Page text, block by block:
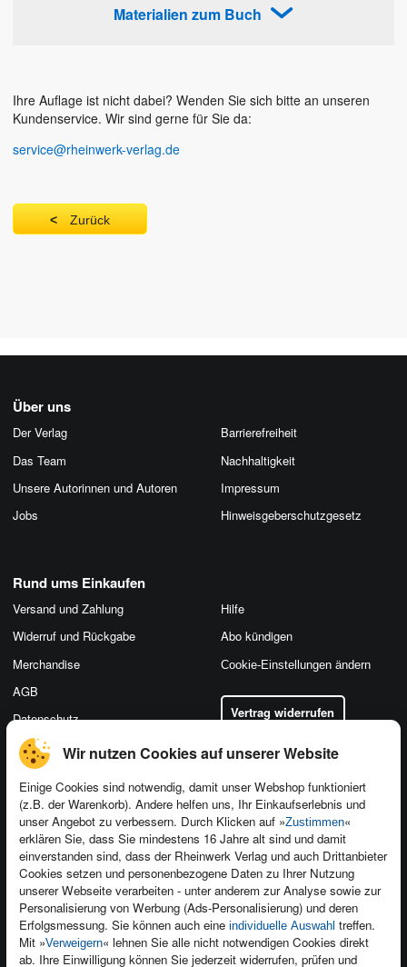
Wir nutzen Cookies auf unserer Website
Einige Cookies sind notwendig, damit unser Webshop funktioniert
(z.B. der Warenkorb). Andere helfen uns, Ihr Einkaufserlebnis und
unser Angebot zu verbessern. Durch Klicken auf »Zustimmen«
erklären Sie, dass Sie mindestens 16 Jahre alt sind und damit
einverstanden sind, dass der Rheinwerk Verlag und auch Drittanbieter
Cookies setzen und personenbezogene Daten zu Ihrer Nutzung
unserer Webseite verarbeiten - unter anderem zur Analyse sowie zur
Personalisierung von Werbung (Ads-Personalisierung) und deren
Erfolgsmessung. Sie können auch eine individuelle Auswahl treffen.
Mit »Verweigern« lehnen Sie alle nicht notwendigen Cookies direkt
ab. Ihre Einwilligung können Sie jederzeit widerrufen, prüfen und
Materialien zum Buch
Ihre Auflage ist nicht dabei? Wenden Sie sich bitte an unseren
Kundenservice. Wir sind gerne für Sie da:
service@rheinwerk-verlag.de
Zurück
Über uns
Der Verlag
Das Team
Unsere Autorinnen und Autoren
Jobs
Barrierefreiheit
Nachhaltigkeit
Impressum
Hinweis­geber­schutz­gesetz
Kontakt
Newsletter
Für Unternehmen
Presseservice
Dozentenservice
Produktfeedback
Foreign Rights
Ein Buch schreiben
Rund ums Einkaufen
Versand und Zahlung
Widerruf und Rückgabe
Merchandise
AGB
Datenschutz
Hilfe
Abo kündigen
Cookie-Einstellungen ändern
Vertrag widerrufen